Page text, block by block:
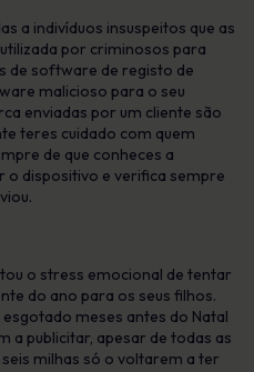
a indivíduos insuspeitos que as
por criminosos para
de software de registo de
malicioso para o seu
enviadas por um cliente são
teres cuidado com quem
de que conheces a
o dispositivo e verifica sempre
o stress emocional de tentar
do ano para os seus filhos.
meses antes do Natal
a publicitar, apesar de todas as
milhas só o voltarem a ter